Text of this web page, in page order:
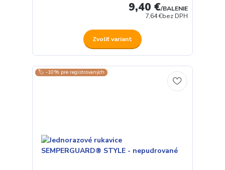
9,40 €/BALENIE
7,64 €bez DPH
Zvoliť variant
🏷️ -10% pre registrovaných
Používame cookies aby sme skvalitnili služby. Používaním tejto
Súhlas môžete odmietnuťtu.